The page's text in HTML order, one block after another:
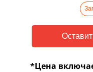
*Цена